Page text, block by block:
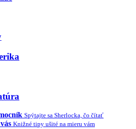
Spýtajte sa Sherlocka, čo čítať
Knižné tipy ušité na mieru vám